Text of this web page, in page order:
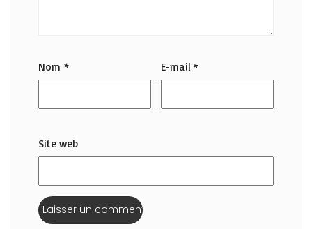
Nom * E-mail*
Site web